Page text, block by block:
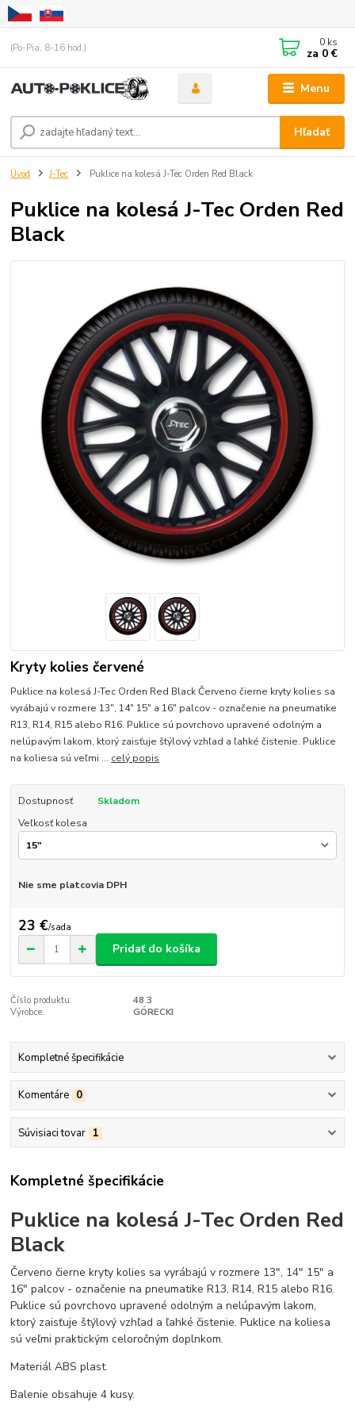
Menu
Hľadať
(Po-Pia, 8-16 hod.) 0 ks
za 0 €
Úvod J-Tec Puklice na kolesá J-Tec Orden Red Black
Puklice na kolesá J-Tec Orden Red
Black
Kryty kolies červené
Puklice na kolesá J-Tec Orden Red Black Červeno čierne kryty kolies sa
vyrábajú v rozmere 13", 14" 15" a 16" palcov - označenie na pneumatike
R13, R14, R15 alebo R16. Puklice sú povrchovo upravené odolným a
nelúpavým lakom, ktorý zaisťuje štýlový vzhľad a ľahké čistenie. Puklice
na koliesa sú veľmi ... celý popis
Dostupnosť
Skladom
Veľkosť kolesa
Nie sme platcovia DPH
23 €/sada
Pridať do košíka
Číslo produktu:
48 3
Výrobce:
GÓRECKI
Kompletné špecifikácie
Komentáre 0
Súvisiaci tovar 1
Kompletné špecifikácie
Puklice na kolesá J-Tec Orden Red
Black
Červeno čierne kryty kolies sa vyrábajú v rozmere 13", 14" 15" a
16" palcov - označenie na pneumatike R13, R14, R15 alebo R16.
Puklice sú povrchovo upravené odolným a nelúpavým lakom,
ktorý zaisťuje štýlový vzhľad a ľahké čistenie. Puklice na koliesa
sú veľmi praktickým celoročným doplnkom.
Materiál ABS plast.
Balenie obsahuje 4 kusy.